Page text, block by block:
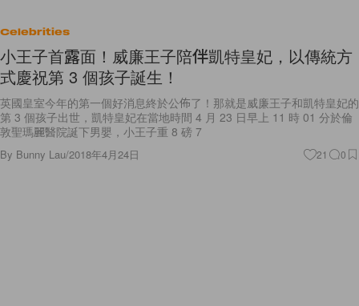
Celebrities
小王子首露面！威廉王子陪伴凱特皇妃，以傳統方
式慶祝第 3 個孩子誕生！
英國皇室今年的第一個好消息終於公佈了！那就是威廉王子和凱特皇妃的
第 3 個孩子出世，凱特皇妃在當地時間 4 月 23 日早上 11 時 01 分於倫
敦聖瑪麗醫院誕下男嬰，小王子重 8 磅 7
By Bunny Lau/2018年4月24日 21 0